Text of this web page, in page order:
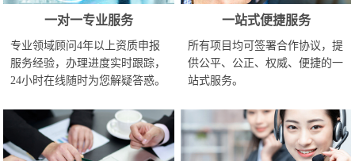
一对一专业服务
专业领域顾问4年以上资质申报
服务经验，办理进度实时跟踪，
24小时在线随时为您解疑答惑。
一站式便捷服务
所有项目均可签署合作协议，提
供公平、公正、权威、便捷的一
站式服务。